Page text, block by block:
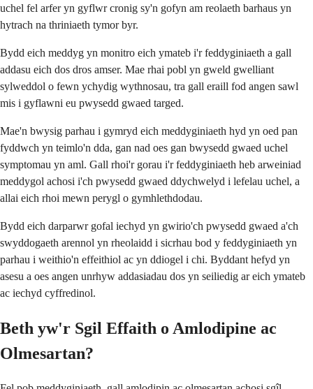
uchel fel arfer yn gyflwr cronig sy'n gofyn am reolaeth barhaus yn
hytrach na thriniaeth tymor byr.
Bydd eich meddyg yn monitro eich ymateb i'r feddyginiaeth a gall
addasu eich dos dros amser. Mae rhai pobl yn gweld gwelliant
sylweddol o fewn ychydig wythnosau, tra gall eraill fod angen sawl
mis i gyflawni eu pwysedd gwaed targed.
Mae'n bwysig parhau i gymryd eich meddyginiaeth hyd yn oed pan
fyddwch yn teimlo'n dda, gan nad oes gan bwysedd gwaed uchel
symptomau yn aml. Gall rhoi'r gorau i'r feddyginiaeth heb arweiniad
meddygol achosi i'ch pwysedd gwaed ddychwelyd i lefelau uchel, a
allai eich rhoi mewn perygl o gymhlethdodau.
Bydd eich darparwr gofal iechyd yn gwirio'ch pwysedd gwaed a'ch
swyddogaeth arennol yn rheolaidd i sicrhau bod y feddyginiaeth yn
parhau i weithio'n effeithiol ac yn ddiogel i chi. Byddant hefyd yn
asesu a oes angen unrhyw addasiadau dos yn seiliedig ar eich ymateb
ac iechyd cyffredinol.
Beth yw'r Sgil Effaith o Amlodipine ac
Olmesartan?